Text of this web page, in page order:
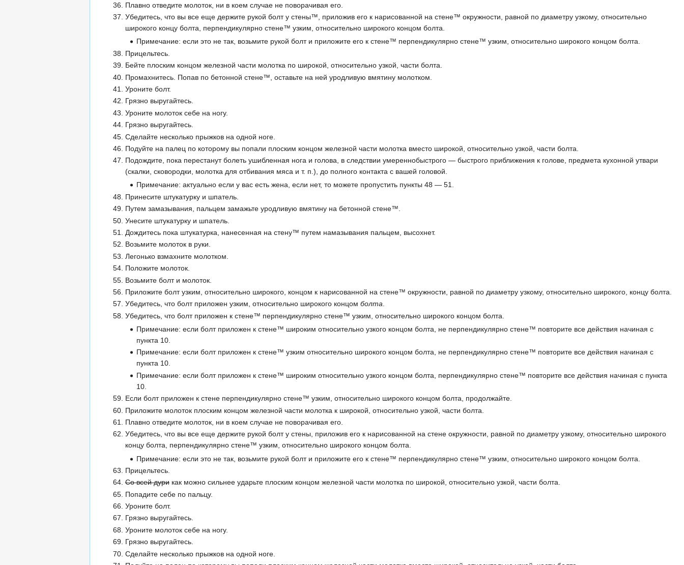
Плавно отведите молоток, ни в коем случае не поворачивая его.
Убедитесь, что вы все еще держите рукой болт у стены™, приложив его к нарисованной на стене™ окружности, равной по диаметру узкому, относительно
широкого концу болта, перпендикулярно стене™ узким, относительно широкого концом болта.
Примечание: если это не так, возьмите рукой болт и приложите его к стене™ перпендикулярно стене™ узким, относительно широкого концом болта.
Прицельтесь.
Бейте плоским концом железной части молотка по широкой, относительно узкой, части болта.
Промахнитесь. Попав по бетонной стене™, оставьте на ней уродливую вмятину молотком.
Уроните болт.
Грязно выругайтесь.
Уроните молоток себе на ногу.
Грязно выругайтесь.
Сделайте несколько прыжков на одной ноге.
Подуйте на палец по которому вы попали плоским концом железной части молотка вместо широкой, относительно узкой, части болта.
Подождите, пока перестанут болеть ушибленная нога и голова, в следствии умереннобыстрого — быстрого приближения к голове, предмета кухонной утвари
(скалки, сковородки, молотка для отбивания мяcа и т. п.), до полного контакта с вашей головой.
Примечание: актуально если у вас есть жена, если нет, то можете пропустить пункты 48 — 51.
Принесите штукатурку и шпатель.
Путем замазывания, пальцем замажьте уродливую вмятину на бетонной стене™.
Унесите штукатурку и шпатель.
Дождитесь пока штукатурка, нанесенная на стену™ путем намазывания пальцем, высохнет.
Возьмите молоток в руки.
Легонько взмахните молотком.
Положите молоток.
Возьмите болт и молоток.
Приложите болт узким, относительно широкого, концом к нарисованной на стене™ окружности, равной по диаметру узкому, относительно широкого, концу болта.
Убедитесь, что болт приложен узким, относительно широкого концом болта.
Убедитесь, что болт приложен к стене™ перпендикулярно стене™ узким, относительно широкого концом болта.
Примечание: если болт приложен к стене™ широким относительно узкого концом болта, не перпендикулярно стене™ повторите все действия начиная с
пункта 10.
Примечание: если болт приложен к стене™ узким относительно широкого концом болта, не перпендикулярно стене™ повторите все действия начиная с
пункта 10.
Примечание: если болт приложен к стене™ широким относительно узкого концом болта, перпендикулярно стене™ повторите все действия начиная с пункта
10.
Если болт приложен к стене перпендикулярно стене™ узким, относительно широкого концом болта, продолжайте.
Приложите молоток плоским концом железной части молотка к широкой, относительно узкой, части болта.
Плавно отведите молоток, ни в коем случае не поворачивая его.
Убедитесь, что вы все еще держите рукой болт у стены, приложив его к нарисованной на стене окружности, равной по диаметру узкому, относительно широкого
концу болта, перпендикулярно стене™ узким, относительно широкого концом болта.
Примечание: если это не так, возьмите рукой болт и приложите его к стене™ перпендикулярно стене™ узким, относительно широкого концом болта.
Прицельтесь.
Со всей дурикак можно сильнее ударьте плоским концом железной части молотка по широкой, относительно узкой, части болта.
Попадите себе по пальцу.
Уроните болт.
Грязно выругайтесь.
Уроните молоток себе на ногу.
Грязно выругайтесь.
Сделайте несколько прыжков на одной ноге.